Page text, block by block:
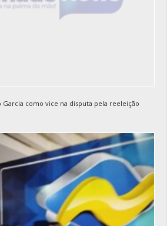
como vice na disputa pela reeleição